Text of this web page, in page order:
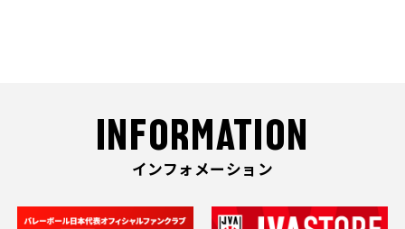
INFORMATION
インフォメーション